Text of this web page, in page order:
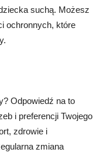
suchą. Możesz
ochronnych, które
Odpowiedź na to
i preferencji Twojego
zdrowie i
zmiana